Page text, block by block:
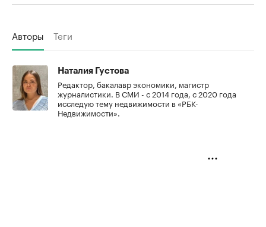
Авторы Теги
Наталия Густова
Редактор, бакалавр экономики, магистр
журналистики. В СМИ - с 2014 года, с 2020 года
исследую тему недвижимости в «РБК-
Недвижимости».